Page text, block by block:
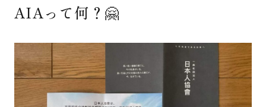
映像庫
著書
Godo AIAとは
AIAって何？🤗